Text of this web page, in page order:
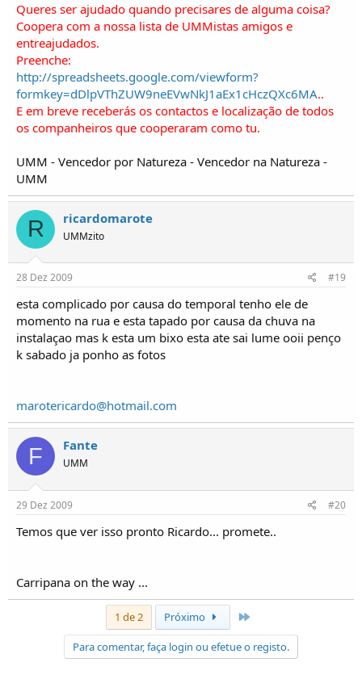
Queres ser ajudado quando precisares de alguma coisa?
Coopera com a nossa lista de UMMistas amigos e
entreajudados.
Preenche:
http://spreadsheets.google.com/viewform?
formkey=dDlpVThZUW9neEVwNkJ1aEx1cHczQXc6MA..
E em breve receberás os contactos e localização de todos
os companheiros que cooperaram como tu.
UMM - Vencedor por Natureza - Vencedor na Natureza -
UMM
R ricardomarote
UMMzito
28 Dez 2009 #19
esta complicado por causa do temporal tenho ele de
momento na rua e esta tapado por causa da chuva na
instalaçao mas k esta um bixo esta ate sai lume ooii penço
k sabado ja ponho as fotos
marotericardo@hotmail.com
F Fante
UMM
29 Dez 2009 #20
Temos que ver isso pronto Ricardo... promete..
Carripana on the way ...
1 de 2 Próximo
Para comentar, faça login ou efetue o registo.